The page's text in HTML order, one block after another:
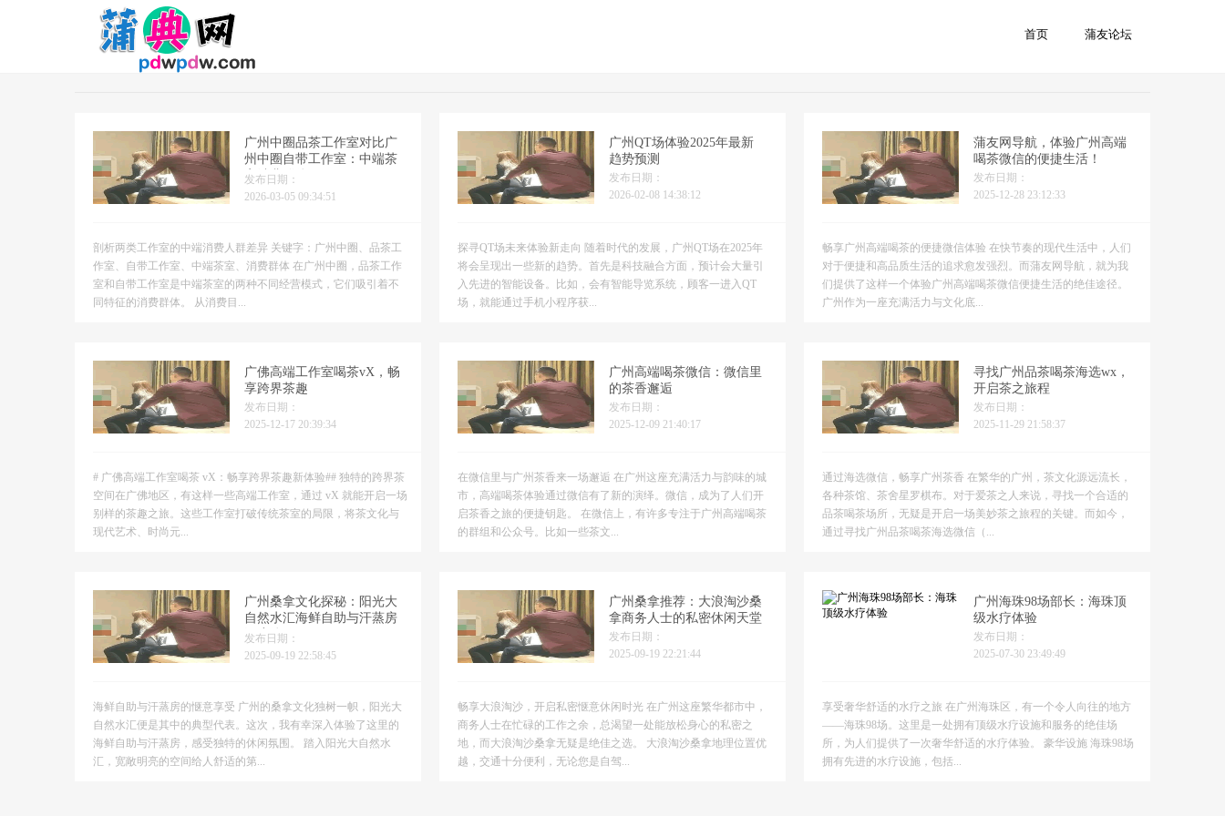
首页 蒲友论坛
广州中圈品茶工作室对比广
州中圈自带工作室：中端茶
室消费群体_98
发布日期：
2026-03-05 09:34:51
剖析两类工作室的中端消费人群差异 关键字：广州中圈、品茶工
作室、自带工作室、中端茶室、消费群体 在广州中圈，品茶工作
室和自带工作室是中端茶室的两种不同经营模式，它们吸引着不
同特征的消费群体。 从消费目...
广州QT场体验2025年最新
趋势预测
发布日期：
2026-02-08 14:38:12
探寻QT场未来体验新走向 随着时代的发展，广州QT场在2025年
将会呈现出一些新的趋势。首先是科技融合方面，预计会大量引
入先进的智能设备。比如，会有智能导览系统，顾客一进入QT
场，就能通过手机小程序获...
蒲友网导航，体验广州高端
喝茶微信的便捷生活！
发布日期：
2025-12-28 23:12:33
畅享广州高端喝茶的便捷微信体验 在快节奏的现代生活中，人们
对于便捷和高品质生活的追求愈发强烈。而蒲友网导航，就为我
们提供了这样一个体验广州高端喝茶微信便捷生活的绝佳途径。
广州作为一座充满活力与文化底...
广佛高端工作室喝茶vX，畅
享跨界茶趣
发布日期：
2025-12-17 20:39:34
# 广佛高端工作室喝茶 vX：畅享跨界茶趣新体验## 独特的跨界茶
空间在广佛地区，有这样一些高端工作室，通过 vX 就能开启一场
别样的茶趣之旅。这些工作室打破传统茶室的局限，将茶文化与
现代艺术、时尚元...
‌广州高端喝茶微信‌：微信里
的茶香邂逅
发布日期：
2025-12-09 21:40:17
在微信里与广州茶香来一场邂逅 在广州这座充满活力与韵味的城
市，高端喝茶体验通过微信有了新的演绎。微信，成为了人们开
启茶香之旅的便捷钥匙。 在微信上，有许多专注于广州高端喝茶
的群组和公众号。比如一些茶文...
寻找广州品茶喝茶海选wx，
开启茶之旅程
发布日期：
2025-11-29 21:58:37
通过海选微信，畅享广州茶香 在繁华的广州，茶文化源远流长，
各种茶馆、茶舍星罗棋布。对于爱茶之人来说，寻找一个合适的
品茶喝茶场所，无疑是开启一场美妙茶之旅程的关键。而如今，
通过寻找广州品茶喝茶海选微信（...
广州桑拿文化探秘：阳光大
自然水汇海鲜自助与汗蒸房
深度体验
发布日期：
2025-09-19 22:58:45
海鲜自助与汗蒸房的惬意享受 广州的桑拿文化独树一帜，阳光大
自然水汇便是其中的典型代表。这次，我有幸深入体验了这里的
海鲜自助与汗蒸房，感受独特的休闲氛围。 踏入阳光大自然水
汇，宽敞明亮的空间给人舒适的第...
广州桑拿推荐：大浪淘沙桑
拿商务人士的私密休闲天堂
发布日期：
2025-09-19 22:21:44
畅享大浪淘沙，开启私密惬意休闲时光 在广州这座繁华都市中，
商务人士在忙碌的工作之余，总渴望一处能放松身心的私密之
地，而大浪淘沙桑拿无疑是绝佳之选。 大浪淘沙桑拿地理位置优
越，交通十分便利，无论您是自驾...
广州海珠98场部长：海珠顶
级水疗体验
发布日期：
2025-07-30 23:49:49
享受奢华舒适的水疗之旅 在广州海珠区，有一个令人向往的地方
——海珠98场。这里是一处拥有顶级水疗设施和服务的绝佳场
所，为人们提供了一次奢华舒适的水疗体验。 豪华设施 海珠98场
拥有先进的水疗设施，包括...